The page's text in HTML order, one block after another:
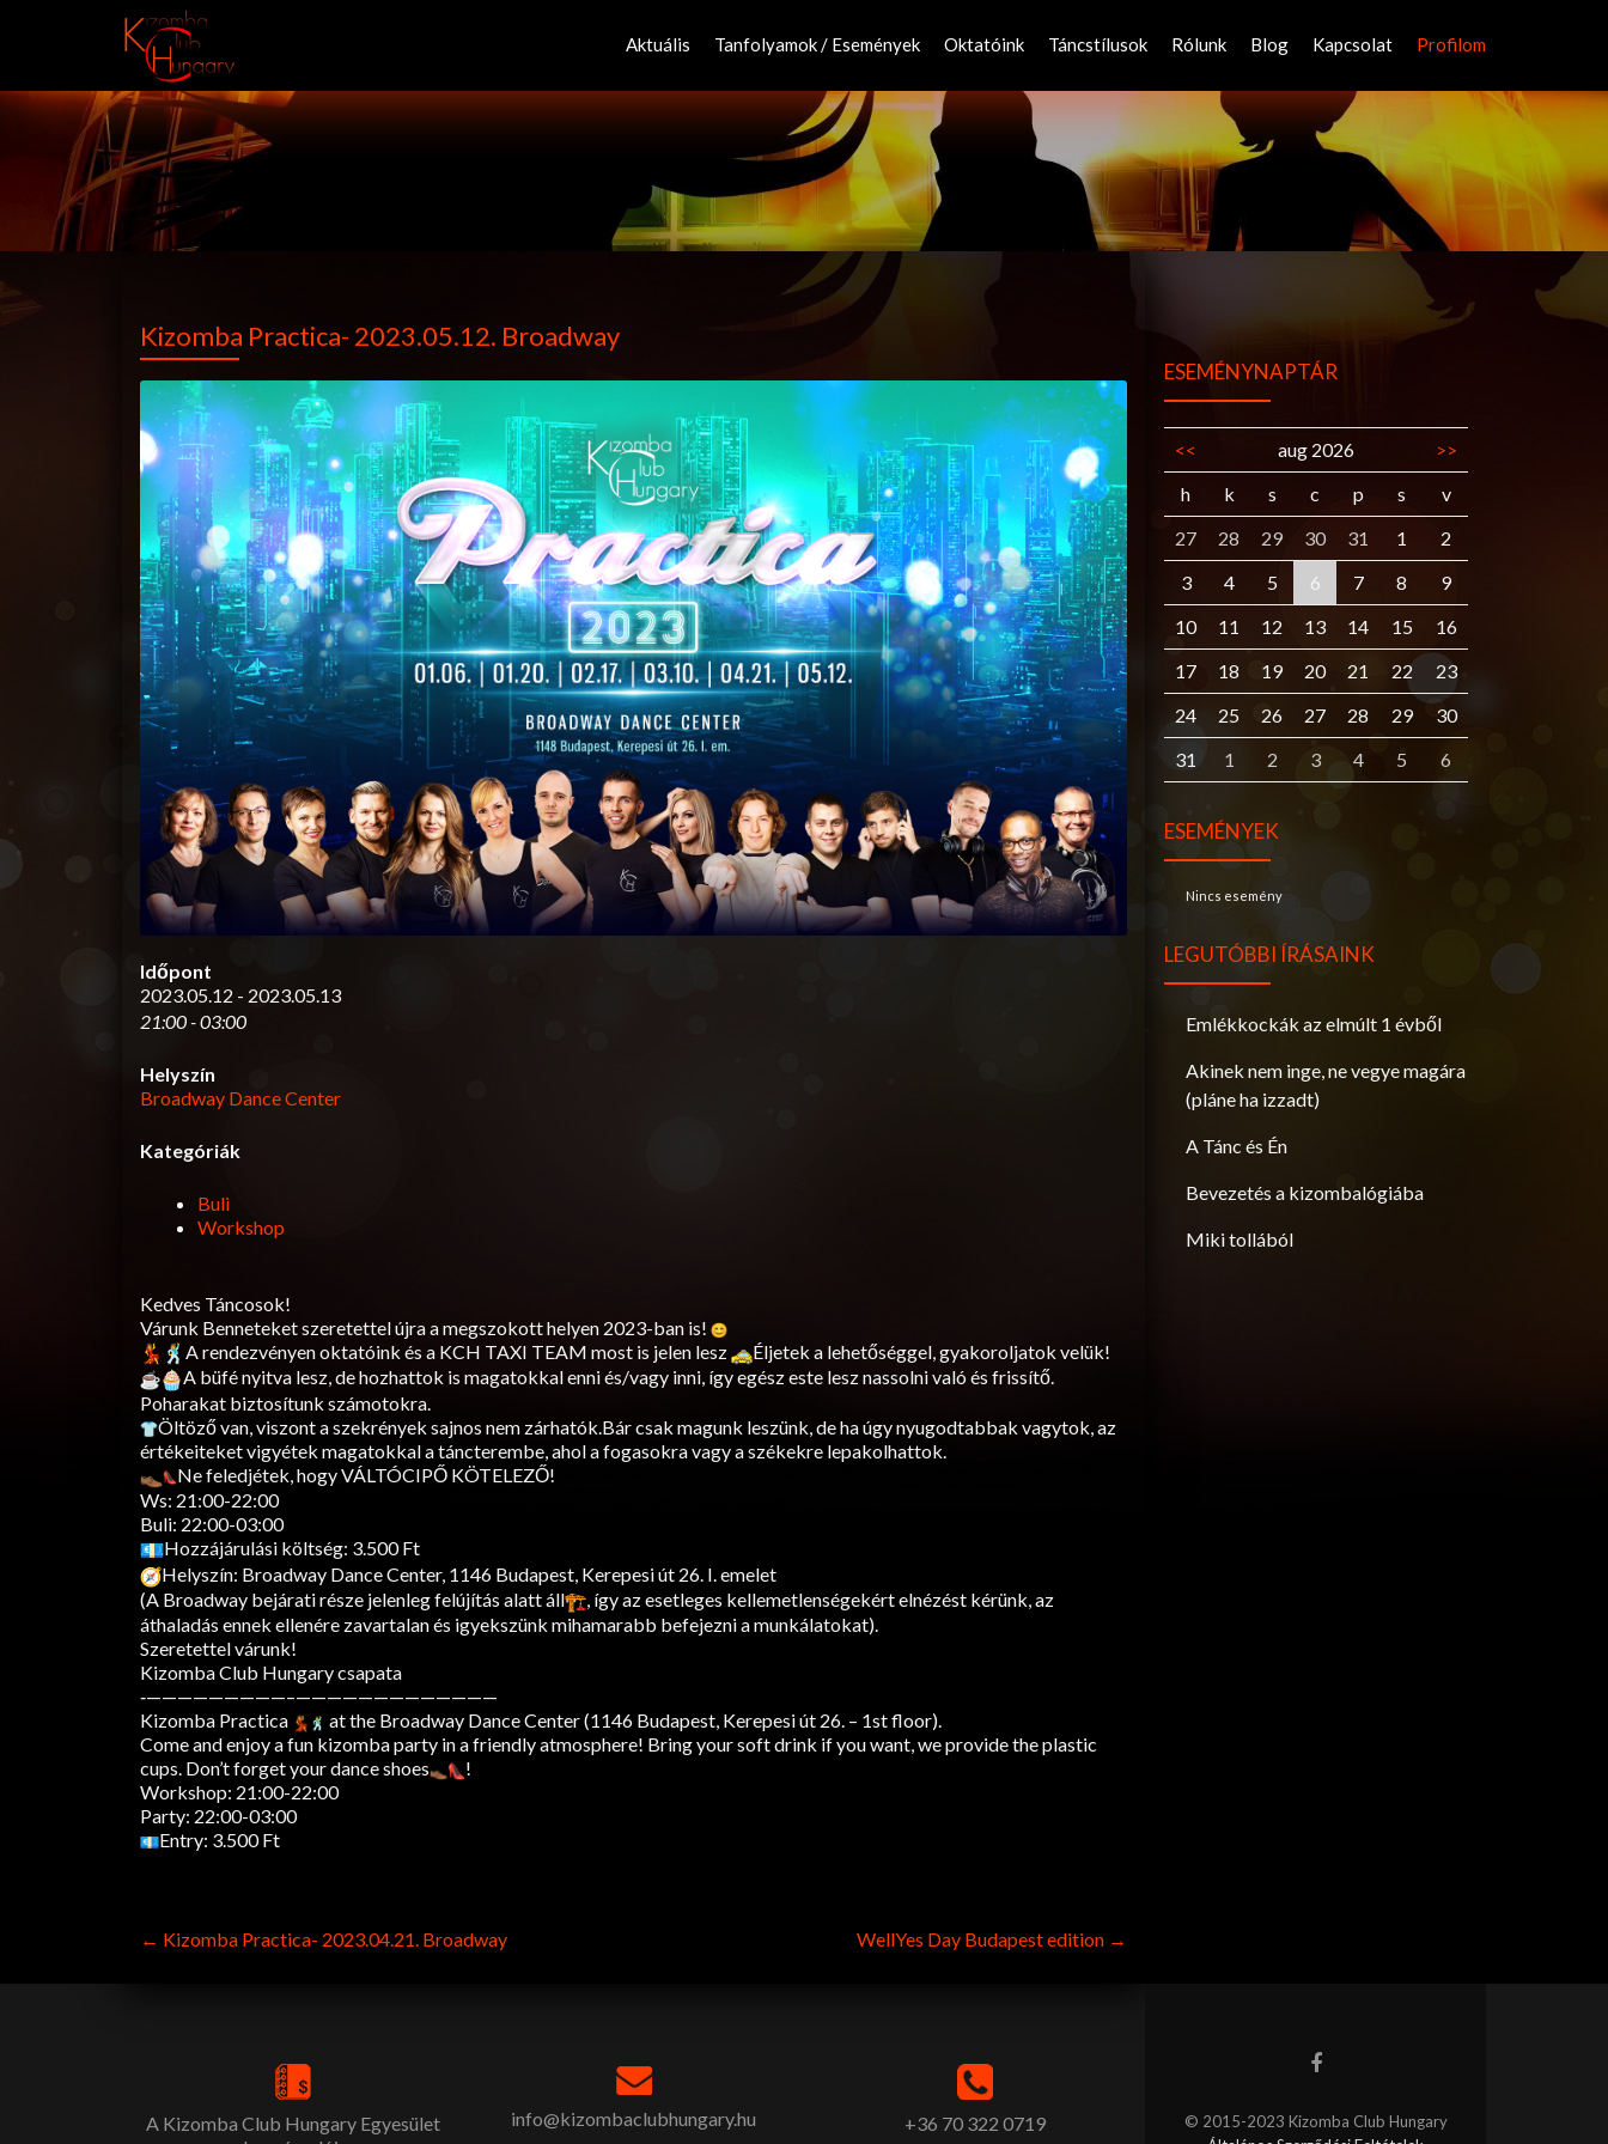
to
Aktuális Tanfolyamok / Események Oktatóink Táncstílusok Rólunk Blog Kapcsolat Profilom
Kizomba Practica- 2023.05.12. Broadway
Időpont
2023.05.12 - 2023.05.13
21:00 - 03:00
Helyszín
Broadway Dance Center
Kategóriák
Buli
Workshop
Kedves Táncosok!
Várunk Benneteket szeretettel újra a megszokott helyen 2023-ban is!
A rendezvényen oktatóink és a KCH TAXI TEAM most is jelen lesz
Éljetek a lehetőséggel, gyakoroljatok velük!
A büfé nyitva lesz, de hozhattok is magatokkal enni és/vagy inni, így egész este lesz nassolni való és frissítő.
Poharakat biztosítunk számotokra.
Öltöző van, viszont a szekrények sajnos nem zárhatók.Bár csak magunk leszünk, de ha úgy nyugodtabbak vagytok, az
értékeiteket vigyétek magatokkal a táncterembe, ahol a fogasokra vagy a székekre lepakolhattok.
Ne feledjétek, hogy VÁLTÓCIPŐ KÖTELEZŐ!
Ws: 21:00-22:00
Buli: 22:00-03:00
Hozzájárulási költség: 3.500 Ft
Helyszín: Broadway Dance Center, 1146 Budapest, Kerepesi út 26. I. emelet
(A Broadway bejárati része jelenleg felújítás alatt áll
, így az esetleges kellemetlenségekért elnézést kérünk, az
áthaladás ennek ellenére zavartalan és igyekszünk mihamarabb befejezni a munkálatokat).
Szeretettel várunk!
Kizomba Club Hungary csapata
‐—————————–—————————————
Kizomba Practica
at the Broadway Dance Center (1146 Budapest, Kerepesi út 26. – 1st floor).
Come and enjoy a fun kizomba party in a friendly atmosphere! Bring your soft drink if you want, we provide the plastic
cups. Don’t forget your dance shoes
!
Workshop: 21:00-22:00
Party: 22:00-03:00
Entry: 3.500 Ft
Post
← Kizomba Practica- 2023.04.21. Broadway WellYes Day Budapest edition →
ESEMÉNYNAPTÁR
<< aug 2026
>>
h
k s c p s
v
27
28 29 30 31 1
2
3
4 5 6 7 8
9
10
11 12 13 14 15
16
17
18 19 20 21 22
23
24
25 26 27 28 29
30
31
1 2 3 4 5 6
ESEMÉNYEK
Nincs esemény
LEGUTÓBBI ÍRÁSAINK
Emlékkockák az elmúlt 1 évből
Akinek nem inge, ne vegye magára
(pláne ha izzadt)
A Tánc és Én
Bevezetés a kizombalógiába
Miki tollából
A Kizomba Club Hungary Egyesület
info@kizombaclubhungary.hu +36 70 322 0719
© 2015-2023 Kizomba Club Hungary